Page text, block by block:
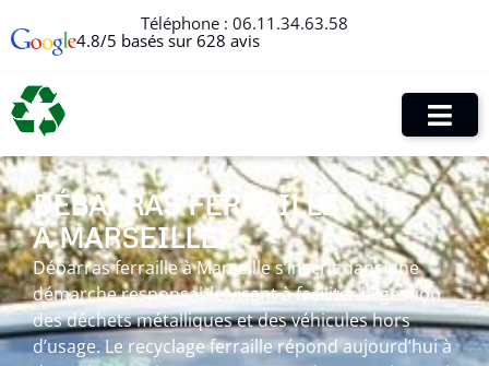
Téléphone : 06.11.34.63.58
4.8/5 basés sur 628 avis
DÉBARRAS FERRAILLE
À MARSEILLE
Débarras ferraille à Marseille s’inscrit dans une
démarche responsable visant à faciliter la gestion
des déchets métalliques et des véhicules hors
d’usage. Le recyclage ferraille répond aujourd’hui à